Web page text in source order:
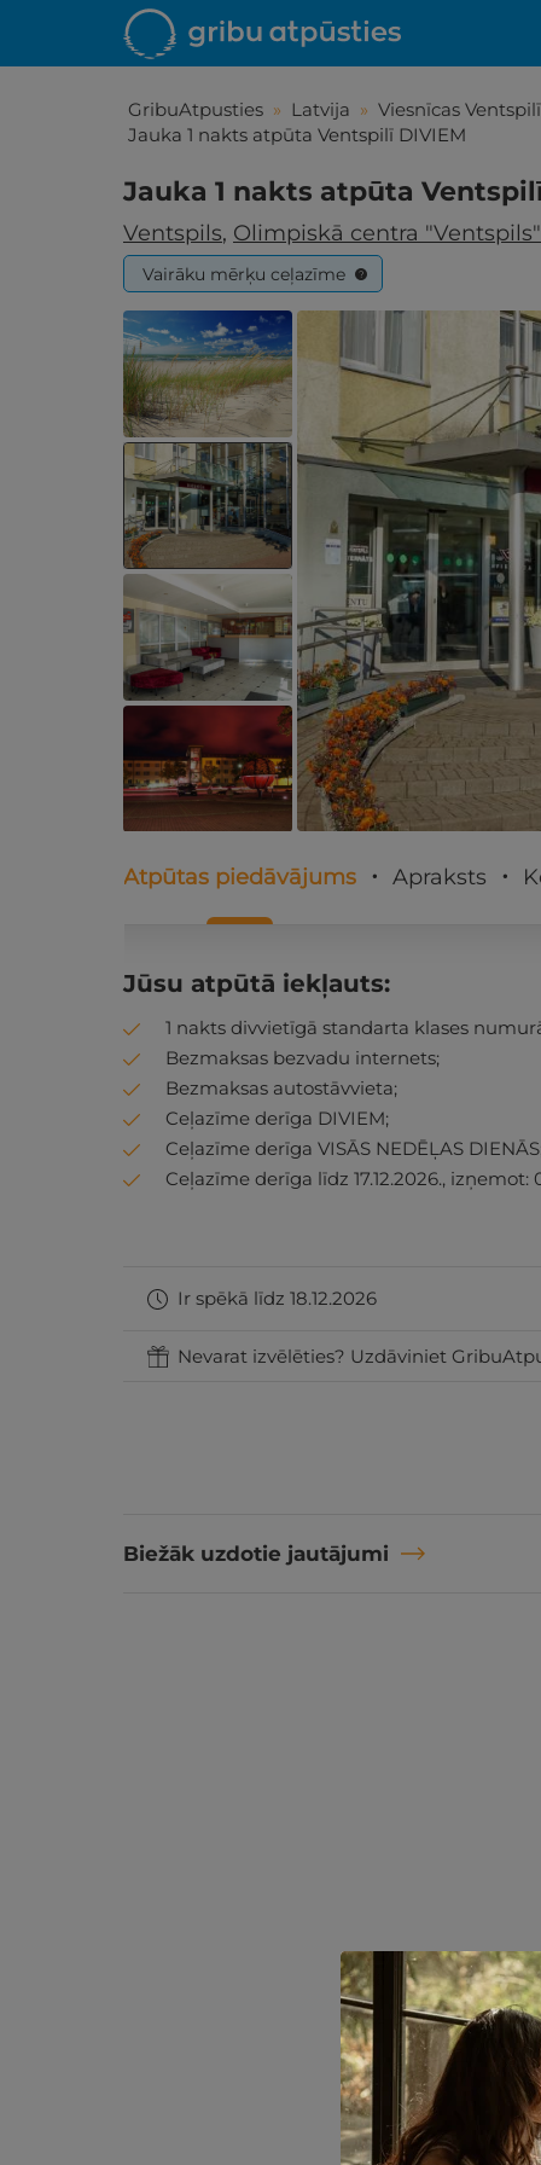
GribuAtpusties » Latvija » Viesnīcas Ventspilī
Jauka 1 nakts atpūta Ventspilī DIVIEM
Jauka 1 nakts atpūta
Ventspils, Olimpiskā centra
Vairāku mērķu ceļazīme ?
Līdz
Atpūtas piedāvājums Apraksts
Jūsu atpūtā iekļauts:
1 nakts divvietīgā standarta klases
Bezmaksas bezvadu internets;
Bezmaksas autostāvvieta;
Ceļazīme derīga DIVIEM;
Ceļazīme derīga VISĀS NEDĒĻAS
Ceļazīme derīga līdz 17.12.2026., izņemot:
Ir spēkā līdz 18.12.2026
Nevarat izvēlēties? Uzdāviniet
Biežāk uzdotie jautājumi